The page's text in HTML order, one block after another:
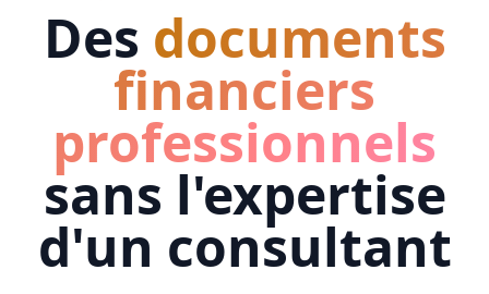
Des documents
financiers
professionnels
sans l'expertise
d'un consultant